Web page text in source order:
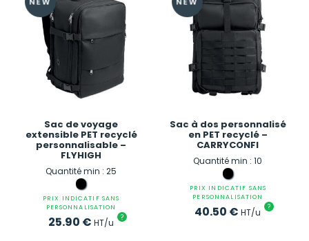
Sac de voyage
extensible PET recyclé
personnalisable –
FLYHIGH
Quantité min : 25
PRIX INDICATIF SANS
PERSONNALISATION
25.90 € HT/u ?
Sac à dos personnalisé
en PET recyclé –
CARRYCONFI
Quantité min : 10
PRIX INDICATIF SANS
PERSONNALISATION
40.50 € HT/u ?